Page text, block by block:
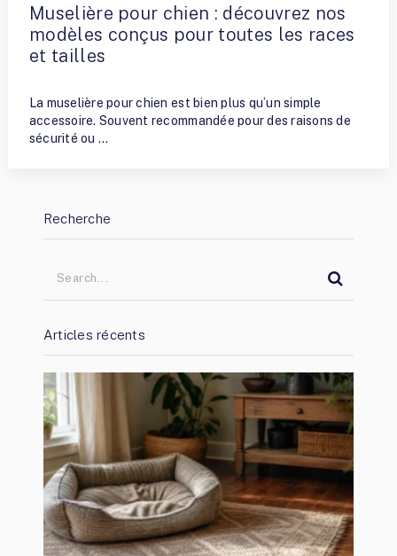
Muselière pour chien : découvrez nos
modèles conçus pour toutes les races
et tailles
La muselière pour chien est bien plus qu’un simple
accessoire. Souvent recommandée pour des raisons de
sécurité ou …
Recherche
Articles récents